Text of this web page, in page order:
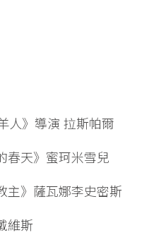
人》導演 拉斯帕爾
春天》蜜珂米雪兒
》薩瓦娜李史密斯
維斯